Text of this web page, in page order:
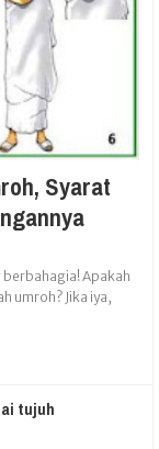
Syarat
Apakah
umroh? Jika iya,
tujuh